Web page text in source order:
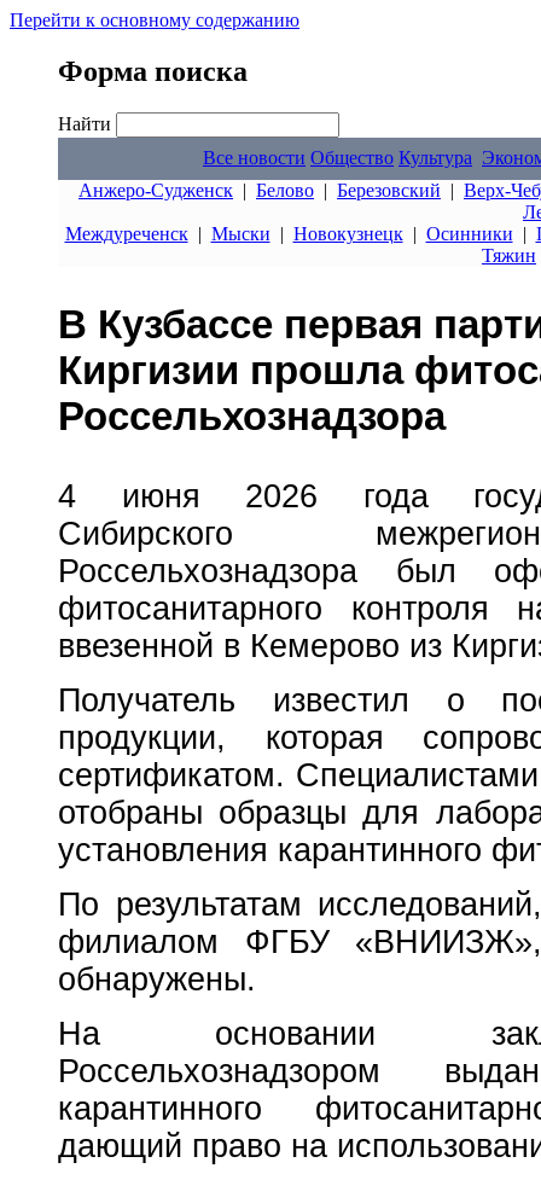
Перейти к основному содержанию
Форма поиска
Найти
Все новости Общество Культура
Анжеро-Судженск | Белово | Березовский | Верх-
Междуреченск| Мыски | Новокузнецк| Осинники |
Тяжин
В Кузбассе первая
Киргизии прошла
Россельхознадзора
4 июня 2026 года
Сибирского
Россельхознадзора был
фитосанитарного
ввезенной в Кемерово из
Получатель известил о
продукции, которая
сертификатом.
отобраны образцы для
установления карантинного
По результатам
филиалом ФГБУ «ВНИИЗЖ»,
обнаружены.
На основании
Россельхознадзором
карантинного
дающий право на